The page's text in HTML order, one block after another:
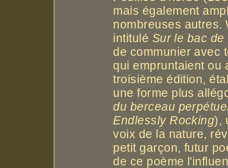
mais également
nombreuses autres.
intitulé Sur le bac
de communier avec
qui empruntaient ou
troisième édition,
une forme plus
du berceau
Endlessly Rocking),
voix de la nature,
petit garçon, futur
de ce poème